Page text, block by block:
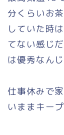
分くらいお
していた時
てない感じ
は優秀なん
仕事休みで
いままキー